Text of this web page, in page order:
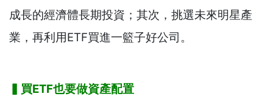
成長的經濟體長期投資；其次，挑選未來明星產
業，再利用ETF買進一籃子好公司。
▍買ETF也要做資產配置